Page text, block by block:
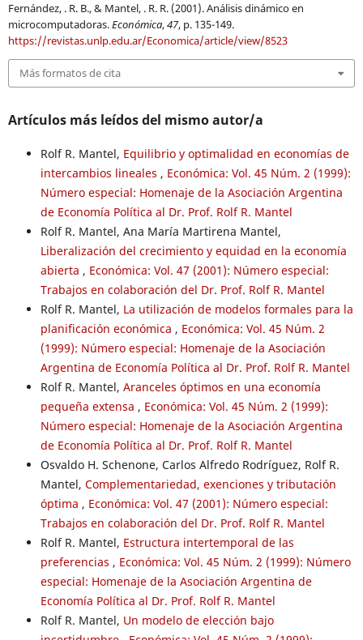
Fernández, . R. B., & Mantel, . R. R. (2001). Análisis dinámico en
microcomputadoras.Económica,47, p. 135-149.
https://revistas.unlp.edu.ar/Economica/article/view/8523
Más formatos de cita
Artículos más leídos del mismo autor/a
Rolf R. Mantel, Equilibrio y optimalidad en economías de
intercambios lineales , Económica: Vol. 45 Núm. 2 (1999):
Número especial: Homenaje de la Asociación Argentina
de Economía Política al Dr. Prof. Rolf R. Mantel
Rolf R. Mantel, Ana María Martirena Mantel,
Liberalización del crecimiento y equidad en la economía
abierta , Económica: Vol. 47 (2001): Número especial:
Trabajos en colaboración del Dr. Prof. Rolf R. Mantel
Rolf R. Mantel, La utilización de modelos formales para la
planificación económica , Económica: Vol. 45 Núm. 2
(1999): Número especial: Homenaje de la Asociación
Argentina de Economía Política al Dr. Prof. Rolf R. Mantel
Rolf R. Mantel, Aranceles óptimos en una economía
pequeña extensa , Económica: Vol. 45 Núm. 2 (1999):
Número especial: Homenaje de la Asociación Argentina
de Economía Política al Dr. Prof. Rolf R. Mantel
Osvaldo H. Schenone, Carlos Alfredo Rodríguez, Rolf R.
Mantel, Complementariedad, exenciones y tributación
óptima , Económica: Vol. 47 (2001): Número especial:
Trabajos en colaboración del Dr. Prof. Rolf R. Mantel
Rolf R. Mantel, Estructura intertemporal de las
preferencias , Económica: Vol. 45 Núm. 2 (1999): Número
especial: Homenaje de la Asociación Argentina de
Economía Política al Dr. Prof. Rolf R. Mantel
Rolf R. Mantel, Un modelo de elección bajo